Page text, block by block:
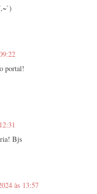
portal!
Bjs
às 13:57